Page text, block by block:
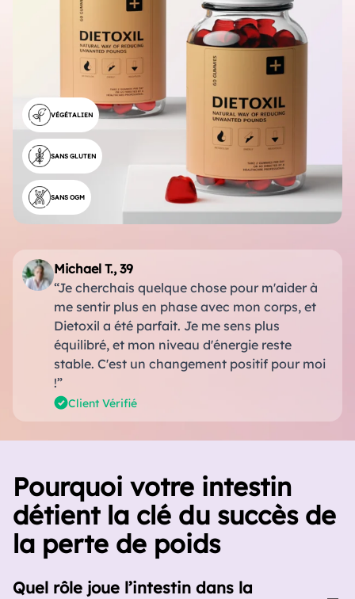
VÉGÉTALIEN
SANS GLUTEN
SANS OGM
Michael T., 39
“Je cherchais quelque chose pour m'aider à
me sentir plus en phase avec mon corps, et
Dietoxil a été parfait. Je me sens plus
équilibré, et mon niveau d'énergie reste
stable. C'est un changement positif pour moi
!”
Client Vérifié
Pourquoi votre intestin
détient la clé du succès de
la perte de poids
Quel rôle joue l’intestin dans la